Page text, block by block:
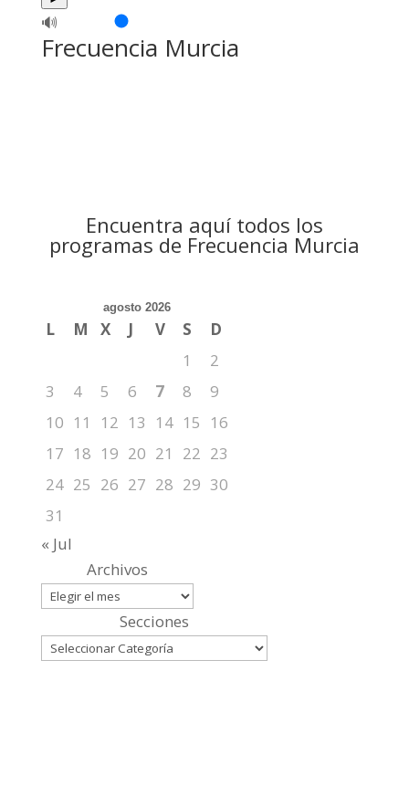
🔊
Frecuencia Murcia
Encuentra aquí todos los
programas de Frecuencia Murcia
agosto 2026
L M X J V S
D
1
2
3
4 5 6 7 8
9
10 11 12 13 14 15
16
17 18 19 20 21 22 23
24 25 26 27 28 29 30
31
« Jul
Archivos
Secciones